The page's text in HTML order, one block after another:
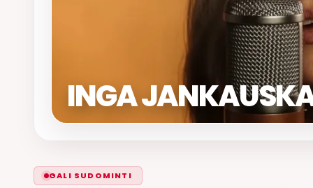
INGA
GALI SUDOMINTI